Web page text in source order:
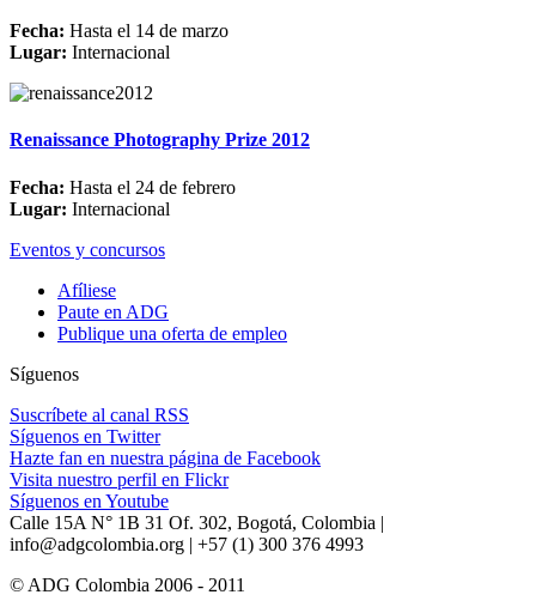
Fecha: Hasta el 14 de marzo
Lugar: Internacional
Renaissance Photography Prize 2012
Fecha: Hasta el 24 de febrero
Lugar: Internacional
Eventos y concursos
Afíliese
Paute en ADG
Publique una oferta de empleo
Síguenos
Suscríbete al canal RSS
Síguenos en Twitter
Hazte fan en nuestra página de Facebook
Visita nuestro perfil en Flickr
Síguenos en Youtube
Calle 15A N° 1B 31 Of. 302, Bogotá, Colombia |
info@adgcolombia.org | +57 (1) 300 376 4993
© ADG Colombia 2006 - 2011